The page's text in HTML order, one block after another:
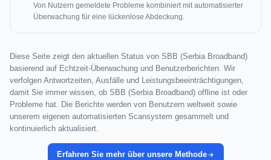
Von Nutzern gemeldete Probleme kombiniert mit automatisierter
Überwachung für eine lückenlose Abdeckung.
Diese Seite zeigt den aktuellen Status von SBB (Serbia Broadband)
basierend auf Echtzeit-Überwachung und Benutzerberichten. Wir
verfolgen Antwortzeiten, Ausfälle und Leistungsbeeinträchtigungen,
damit Sie immer wissen, ob SBB (Serbia Broadband) offline ist oder
Probleme hat. Die Berichte werden von Benutzern weltweit sowie
unserem eigenen automatisierten Scansystem gesammelt und
kontinuierlich aktualisiert.
Erfahren Sie mehr über unsere Methode